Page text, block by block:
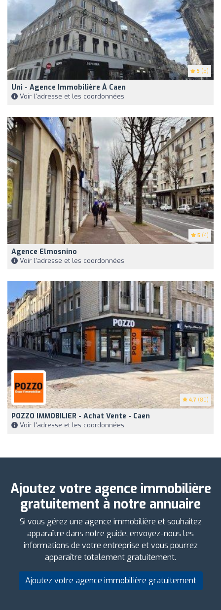
5 (5)
Uni - Agence Immobilière À Caen
Voir l'adresse et les coordonnées
5 (4)
Agence Elmosnino
Voir l'adresse et les coordonnées
4.7 (80)
POZZO IMMOBILIER - Achat Vente - Caen
Voir l'adresse et les coordonnées
Ajoutez votre agence immobilière
gratuitement à notre annuaire
Si vous gérez une agence immobilière et souhaitez
apparaître dans notre guide, envoyez-nous les
informations de votre entreprise et vous pourrez
apparaître totalement gratuitement.
Ajoutez votre agence immobilière gratuitement